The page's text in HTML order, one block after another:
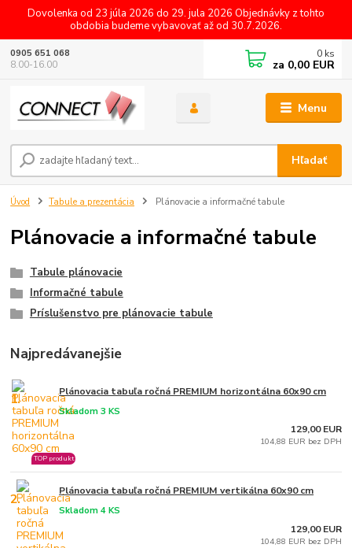
Dovolenka od 23 júla 2026 do 29. jula 2026 Objednávky z tohto
obdobia budeme vybavovať až od 30.7.2026.
Menu
Hľadať
0905 651 068
8.00-16.00
0 ks
za 0,00 EUR
Úvod Tabule a prezentácia Plánovacie a informačné tabule
Plánovacie a informačné tabule
Tabule plánovacie
Informačné tabule
Príslušenstvo pre plánovacie tabule
Najpredávanejšie
1. Plánovacia tabuľa ročná PREMIUM horizontálna 60x90 cm
Skladom 3 KS
TOP produkt
129,00 EUR
104,88 EUR bez DPH
2. Plánovacia tabuľa ročná PREMIUM vertikálna 60x90 cm
Skladom 4 KS
129,00 EUR
104,88 EUR bez DPH